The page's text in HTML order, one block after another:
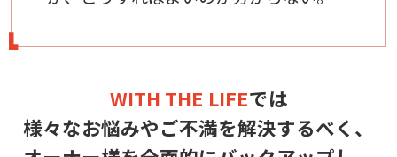
WITH THE LIFEでは
様々なお悩みやご不満を解決するべく、